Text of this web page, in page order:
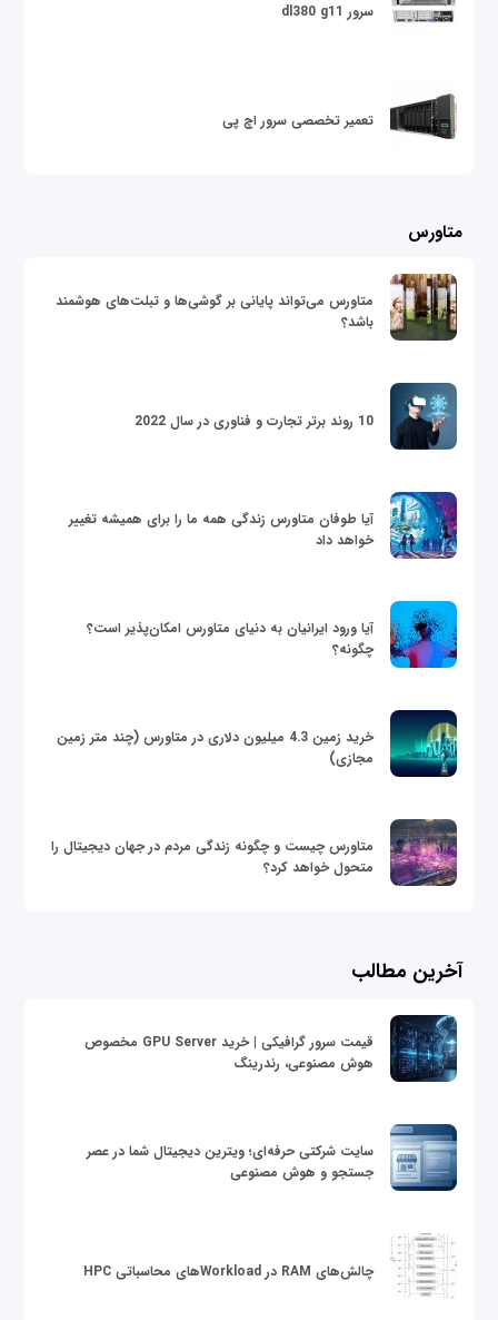
سرور dl380 g11
تعمیر تخصصی سرور اچ پی
متاورس
متاورس می‌تواند پایانی بر گوشی‌ها و تبلت‌های هوشمند
باشد؟
10 روند برتر تجارت و فناوری در سال 2022
آیا طوفان متاورس زندگی همه ما را برای همیشه تغییر
خواهد داد
آیا ورود ایرانیان به دنیای متاورس امکان‌پذیر است؟
چگونه؟
خرید زمین 4.3 میلیون دلاری در متاورس (چند متر زمین
مجازی)
متاورس چیست و چگونه زندگی مردم در جهان دیجیتال را
متحول خواهد کرد؟
آخرین مطالب
قیمت سرور گرافیکی | خرید GPU Server مخصوص
هوش مصنوعی، رندرینگ
سایت شرکتی حرفه‌ای؛ ویترین دیجیتال شما در عصر
جستجو و هوش مصنوعی
چالش‌های RAM در Workloadهای محاسباتی HPC